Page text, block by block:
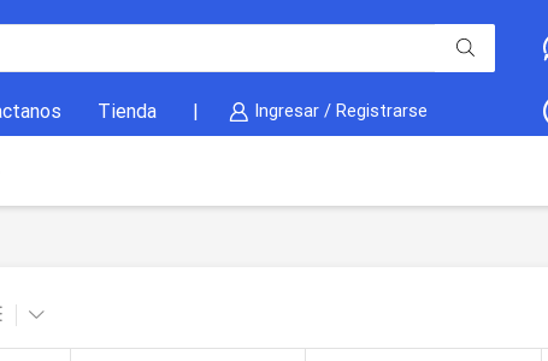
Tienda Ingresar / Registrarse